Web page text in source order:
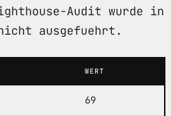
Audit wurde in
ausgefuehrt.
WERT
69